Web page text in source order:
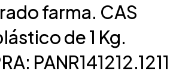
farma. CAS
de 1 Kg.
PANR141212.1211